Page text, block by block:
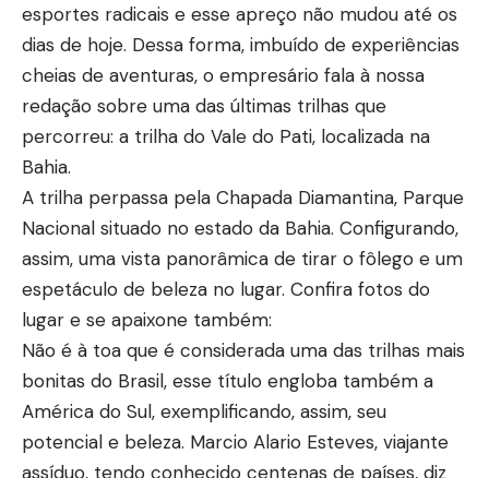
esportes radicais e esse apreço não mudou até os
dias de hoje. Dessa forma, imbuído de experiências
cheias de aventuras, o empresário fala à nossa
redação sobre uma das últimas trilhas que
percorreu: a trilha do Vale do Pati, localizada na
Bahia.
A trilha perpassa pela Chapada Diamantina, Parque
Nacional situado no estado da Bahia. Configurando,
assim, uma vista panorâmica de tirar o fôlego e um
espetáculo de beleza no lugar. Confira fotos do
lugar e se apaixone também:
Não é à toa que é considerada uma das trilhas mais
bonitas do Brasil, esse título engloba também a
América do Sul, exemplificando, assim, seu
potencial e beleza. Marcio Alario Esteves, viajante
assíduo, tendo conhecido centenas de países, diz